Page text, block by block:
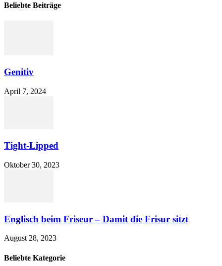
Beliebte Beiträge
Genitiv
April 7, 2024
Tight-Lipped
Oktober 30, 2023
Englisch beim Friseur – Damit die Frisur sitzt
August 28, 2023
Beliebte Kategorie